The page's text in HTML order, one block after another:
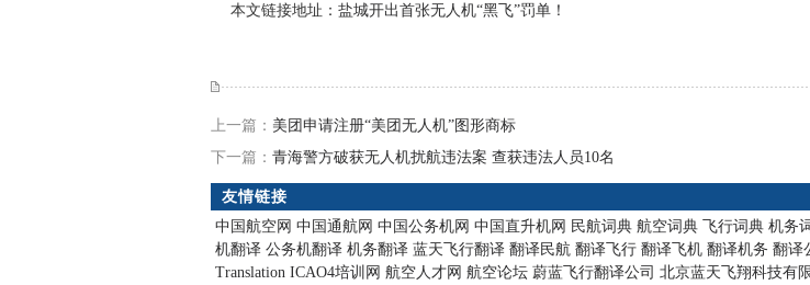
本文链接地址： 盐城开出首张无人机“黑飞”罚单！
上一篇： 美团申请注册“美团无人机”图形商标
下一篇： 青海警方破获无人机扰航违法案 查获违法人员10名
友情链接
中国航空网 中国通航网 中国公务机网 中国直升机网 民航词典 航空词典 飞行词典 机务
机翻译 公务机翻译 机务翻译 蓝天飞行翻译 翻译民航 翻译飞行 翻译飞机 翻译机务 翻译
Translation ICAO4培训网 航空人才网 航空论坛 蔚蓝飞行翻译公司 北京蓝天飞翔科技有